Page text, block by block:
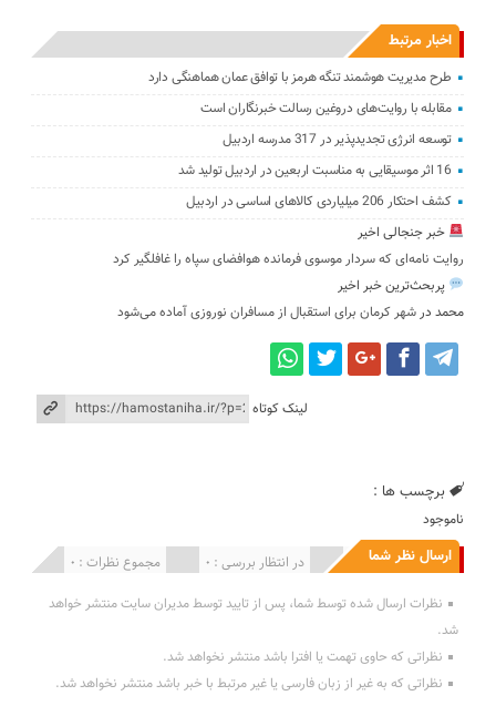
اخبار مرتبط
طرح مدیریت هوشمند تنگه هرمز با توافق عمان هماهنگی دارد
مقابله با روایت‌های دروغین رسالت خبرنگاران است
توسعه انرژی تجدیدپذیر در 317 مدرسه اردبیل
16 اثر موسیقایی به مناسبت اربعین در اردبیل تولید شد
کشف احتکار 206 میلیاردی کالاهای اساسی در اردبیل
خبر جنجالی اخیر
روایت نامه‌ای که سردار موسوی فرمانده هوافضای سپاه را غافلگیر کرد
پربحث‌ترین خبر اخیر
محمد درشهر کرمان برای استقبال از مسافران نوروزی آماده می‌شود
لینک کوتاه
برچسب ها :
ناموجود
ارسال نظر شما مجموع نظرات : 0 در انتظار بررسی : 0 انتشار یافته : 0
نظرات ارسال شده توسط شما، پس از تایید توسط مدیران سایت منتشر خواهد
شد.
نظراتی که حاوی تهمت یا افترا باشد منتشر نخواهد شد.
نظراتی که به غیر از زبان فارسی یا غیر مرتبط با خبر باشد منتشر نخواهد شد.